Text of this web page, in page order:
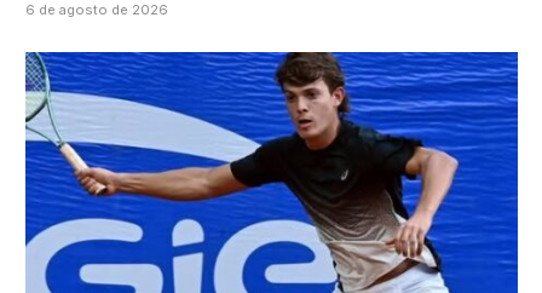
6 de agosto de 2026